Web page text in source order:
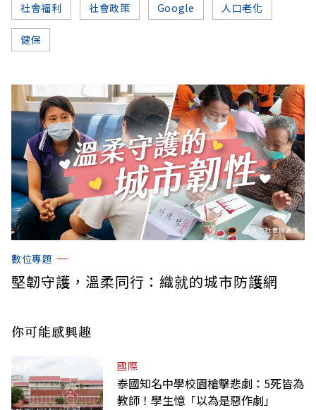
社會福利 社會政策 Google 人口老化
健保
數位專題
堅韌守護，溫柔同行：織就的城市防護網
你可能感興趣
國際
泰國知名中學校園槍擊悲劇：5死皆為
教師！學生憶「以為是惡作劇」